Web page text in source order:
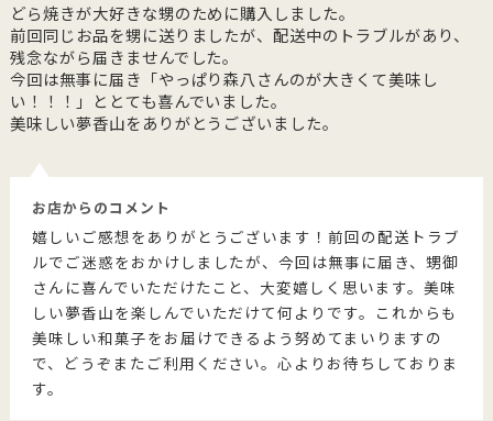
どら焼きが大好きな甥のために購入しました。
前回同じお品を甥に送りましたが、配送中のトラブルがあり、
残念ながら届きませんでした。
今回は無事に届き「やっぱり森八さんのが大きくて美味し
い！！！」ととても喜んでいました。
美味しい夢香山をありがとうございました。
お店からのコメント
嬉しいご感想をありがとうございます！前回の配送トラブ
ルでご迷惑をおかけしましたが、今回は無事に届き、甥御
さんに喜んでいただけたこと、大変嬉しく思います。美味
しい夢香山を楽しんでいただけて何よりです。これからも
美味しい和菓子をお届けできるよう努めてまいりますの
で、どうぞまたご利用ください。心よりお待ちしておりま
す。